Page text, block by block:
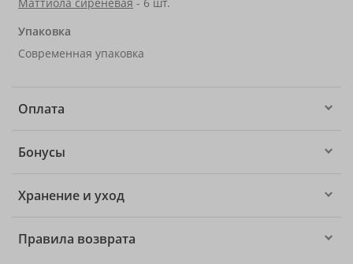
Упаковка
Современная упаковка
Оплата
Бонусы
Хранение и уход
Правила возврата